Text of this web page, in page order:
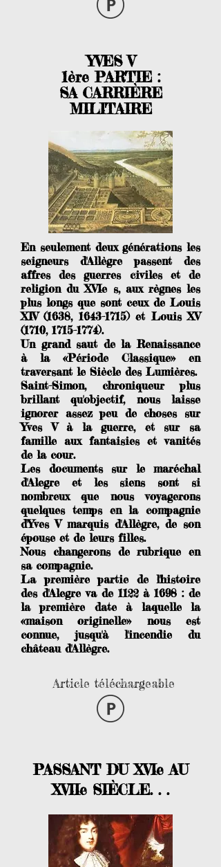
YVES V
1ère PARTIE :
SA CARRIÈRE
MILITAIRE
En seulement deux générations les
seigneurs d'Allègre passent des
affres des guerres civiles et de
religion du XVIe s, aux règnes les
plus longs que sont ceux de Louis
XIV (1638, 1643-1715)et Louis XV
(1710, 1715-1774).
Un grand saut de la Renaissance
à la «Période Classique» en
traversant le Siècle des Lumières.
Saint-Simon, chroniqueur plus
brillant qu'objectif, nous laisse
ignorer assez peu de choses sur
Yves V à la guerre, et sur sa
famille aux fantaisies et vanités
de la cour.
Les documents sur le maréchal
d'Alegre et les siens sont si
nombreux que nous voyagerons
quelques temps en la compagnie
d'Yves V marquis d'Allègre, de son
épouse et de leurs filles.
Nous changerons de rubrique en
sa compagnie.
La première partie de l'histoire
des d'Alegre va de 1122 à 1698 : de
la première date à laquelle la
«maison originelle» nous est
connue, jusqu'à l'incendie du
château d'Allègre.
Article téléchargeable
PASSANT DU XVIe AU
XVIIe SIÈCLE. . .